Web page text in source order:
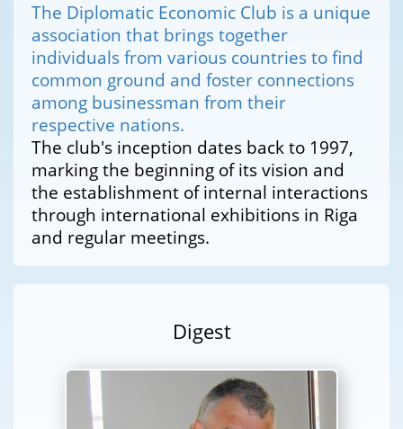
The Diplomatic Economic Club is a unique
association that brings together
individuals from various countries to find
common ground and foster connections
among businessman from their
respective nations.
The club's inception dates back to 1997,
marking the beginning of its vision and
the establishment of internal interactions
through international exhibitions in Riga
and regular meetings.
Digest